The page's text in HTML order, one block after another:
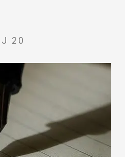
20